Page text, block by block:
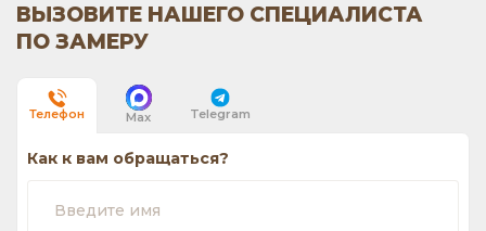
ВЫЗОВИТЕ НАШЕГО СПЕЦИАЛИСТА
ПО ЗАМЕРУ
Телефон Max Telegram
Как к вам обращаться?